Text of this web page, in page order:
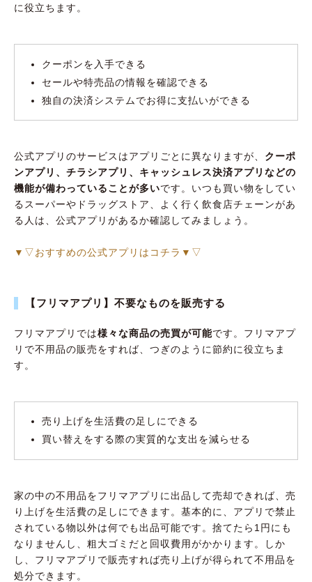
に役立ちます。
クーポンを入手できる
セールや特売品の情報を確認できる
独自の決済システムでお得に支払いができる
公式アプリのサービスはアプリごとに異なりますが、 クーポ
ンアプリ、チラシアプリ、キャッシュレス決済アプリなどの
機能が備わっていることが多いです。いつも買い物をしてい
るスーパーやドラッグストア、よく行く飲食店チェーンがあ
る人は、公式アプリがあるか確認してみましょう。
▼▽おすすめの公式アプリはコチラ▼▽
【フリマアプリ】不要なものを販売する
フリマアプリでは様々な商品の売買が可能です。フリマアプ
リで不用品の販売をすれば、つぎのように節約に役立ちま
す。
売り上げを生活費の足しにできる
買い替えをする際の実質的な支出を減らせる
家の中の不用品をフリマアプリに出品して売却できれば、売
り上げを生活費の足しにできます。基本的に、アプリで禁止
されている物以外は何でも出品可能です。捨てたら1円にも
なりませんし、粗大ゴミだと回収費用がかかります。しか
し、フリマアプリで販売すれば売り上げが得られて不用品を
処分できます。